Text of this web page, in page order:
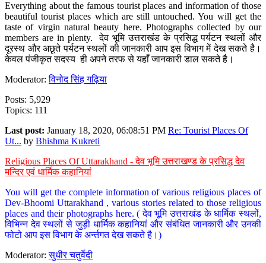
Everything about the famous tourist places and information of those
beautiful tourist places which are still untouched. You will get the
taste of virgin natural beauty here. Photographs collected by our
members are in plenty. देव भूमि उत्तराखंड के प्रसिद्ध पर्यटन स्थलों और
दूरस्थ और अछूते पर्यटन स्थलों की जानकारी आप इस विभाग में देख सकते है।
केवल पंजीकृत सदस्य ही अपने तरफ से यहाँ जानकारी डाल सकते है।
Moderator:विनोद सिंह गढ़िया
Posts: 5,929
Topics: 111
Last post: January 18, 2020, 06:08:51 PM Re: Tourist Places Of
Ut... by Bhishma Kukreti
Religious Places Of Uttarakhand - देव भूमि उत्तराखण्ड के प्रसिद्ध देव
मन्दिर एवं धार्मिक कहानियां
You will get the complete information of various religious places of
Dev-Bhoomi Uttarakhand , various stories related to those religious
places and their photographs here. ( देव भूमि उत्तराखंड के धार्मिक स्थलों,
विभिन्न देव स्थलों से जुड़ी धार्मिक कहानियां और संबंधित जानकारी और उनकी
फोटो आप इस विभाग के अर्न्तगत देख सकते है।)
Moderator:सुधीर चतुर्वेदी